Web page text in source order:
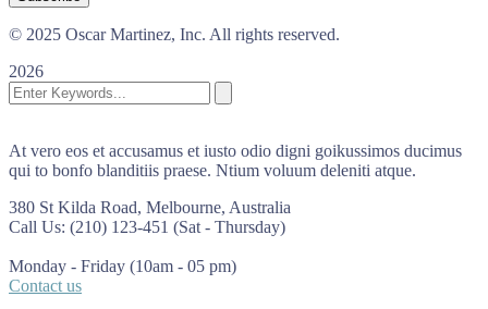
© 2025 Oscar Martinez, Inc. All rights reserved.
2026
At vero eos et accusamus et iusto odio digni goikussimos ducimus
qui to bonfo blanditiis praese. Ntium voluum deleniti atque.
380 St Kilda Road, Melbourne, Australia
Call Us: (210) 123-451 (Sat - Thursday)
Monday - Friday (10am - 05 pm)
Contact us